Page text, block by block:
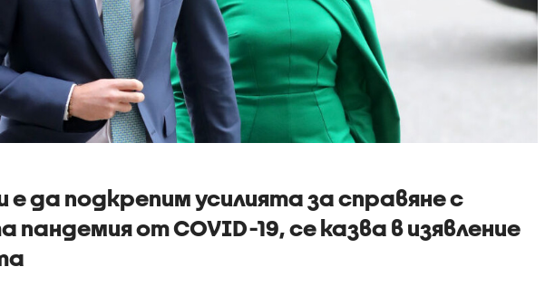
е да подкрепим усилията за справяне с
пандемия от COVID-19, се казва в изявление